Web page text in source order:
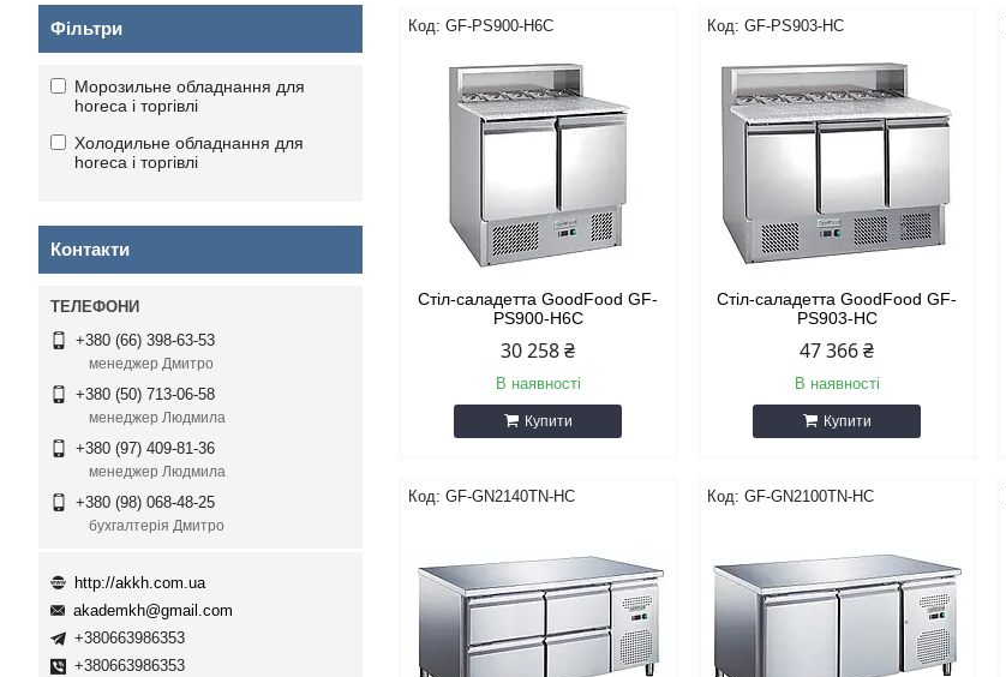
GF-PS900-H6C
Стіл-саладетта GoodFood GF-
PS900-H6C
30 258 ₴
В наявності
Купити
GF-PS903-HC
Стіл-саладетта GoodFood GF-
PS903-HC
47 366 ₴
В наявності
Купити
GF-GN2140TN-HC GF-GN2100TN-HC
Фільтри
Морозильне обладнання для
horeca і торгівлі
Холодильне обладнання для
horeca і торгівлі
Контакти
+380 (66) 398-63-53
менеджер Дмитро
+380 (50) 713-06-58
менеджер Людмила
+380 (97) 409-81-36
менеджер Людмила
+380 (98) 068-48-25
бухгалтерія Дмитро
http://akkh.com.ua
akademkh@gmail.com
+380663986353
+380663986353